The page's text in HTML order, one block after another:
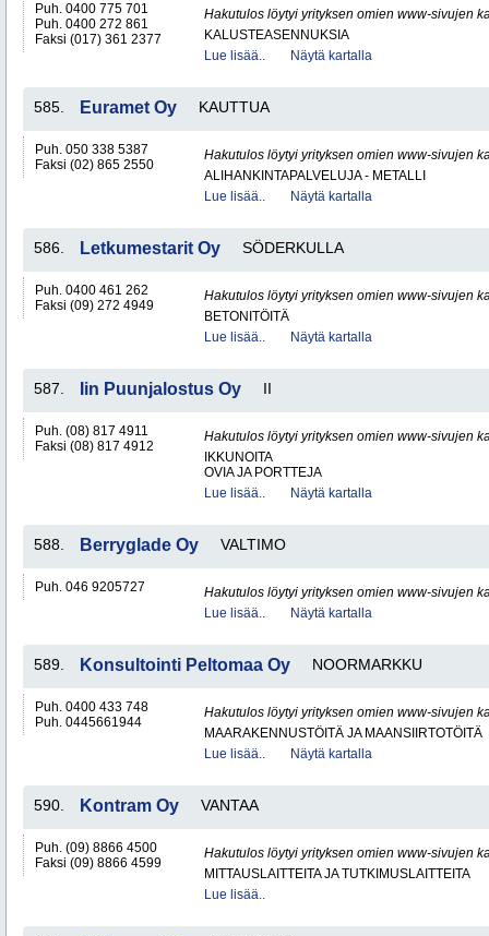
Puh. 0400 775 701
Puh. 0400 272 861
Faksi (017) 361 2377
Hakutulos löytyi yrityksen omien www-sivujen
KALUSTEASENNUKSIA
Lue lisää..
Näytä kartalla
585. Euramet Oy KAUTTUA
Puh. 050 338 5387
Faksi (02) 865 2550
Hakutulos löytyi yrityksen omien www-sivujen
ALIHANKINTAPALVELUJA - METALLI
Lue lisää..
Näytä kartalla
586. Letkumestarit Oy SÖDERKULLA
Puh. 0400 461 262
Faksi (09) 272 4949
Hakutulos löytyi yrityksen omien www-sivujen
BETONITÖITÄ
Lue lisää..
Näytä kartalla
587. Iin Puunjalostus Oy II
Puh. (08) 817 4911
Faksi (08) 817 4912
Hakutulos löytyi yrityksen omien www-sivujen
IKKUNOITA
OVIA JA PORTTEJA
Lue lisää..
Näytä kartalla
588. Berryglade Oy VALTIMO
Puh. 046 9205727
Hakutulos löytyi yrityksen omien www-sivujen
Lue lisää..
Näytä kartalla
589. Konsultointi Peltomaa Oy NOORMARKKU
Puh. 0400 433 748
Puh. 0445661944
Hakutulos löytyi yrityksen omien www-sivujen
MAARAKENNUSTÖITÄ JA MAANSIIRTOTÖITÄ
Lue lisää..
Näytä kartalla
590. Kontram Oy VANTAA
Puh. (09) 8866 4500
Faksi (09) 8866 4599
Hakutulos löytyi yrityksen omien www-sivujen
MITTAUSLAITTEITA JA TUTKIMUSLAITTEITA
Lue lisää..